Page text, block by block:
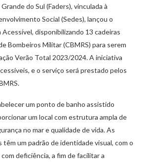
do Sul (Faders), vinculada à
Social (Sedes), lançou o
disponibilizando 13 cadeiras
Bombeiros Militar (CBMRS) para serem
Verão Total 2023/2024. A iniciativa
e o serviço será prestado pelos
um ponto de banho assistido
um local com estrutura ampla de
no mar e qualidade de vida. As
têm um padrão de identidade visual, com o
deficiência, a fim de facilitar a